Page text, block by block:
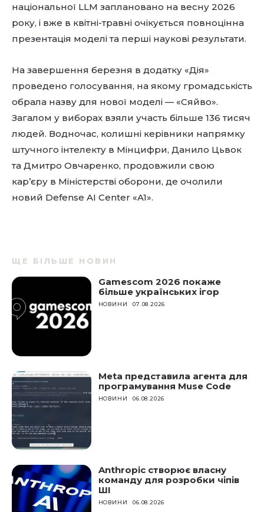
національної LLM заплановано на весну 2026
року, і вже в квітні-травні очікується повноцінна
презентація моделі та перші наукові результати.
На завершення березня в додатку «Дія»
проведено голосування, на якому громадськість
обрала назву для нової моделі — «Сяйво».
Загалом у виборах взяли участь більше 136 тисяч
людей. Водночас, колишні керівники напрямку
штучного інтелекту в Мінцифри, Данило Цьвок
та Дмитро Овчаренко, продовжили свою
кар’єру в Міністерстві оборони, де очолили
новий Defense AI Center «A1».
ЩЕ БІЛЬШЕ НОВИН
Gamescom 2026 покаже
більше українських ігор
НОВИНИ 07.08.2026
Meta представила агента для
програмування Muse Code
НОВИНИ 06.08.2026
Anthropic створює власну
команду для розробки чіпів
ШІ
НОВИНИ 06.08.2026